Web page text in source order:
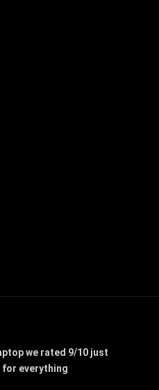
we rated 9/10 just
for everything